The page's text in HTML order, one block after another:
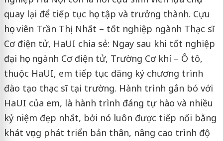
quay lại để tiếp tục học tập và trưởng thành. Cựu
học viên Trần Thị Nhất – tốt nghiệp ngành Thạc sĩ
Cơ điện tử, HaUI chia sẻ: Ngay sau khi tốt nghiệp
đại học ngành Cơ điện tử, Trường Cơ khí – Ô tô,
thuộc HaUI, em tiếp tục đăng ký chương trình
đào tạo thạc sĩ tại trường. Hành trình gắn bó với
HaUI của em, là hành trình đáng tự hào và nhiều
kỷ niệm đẹp nhất, bởi nó luôn được tiếp nối bằng
khát vọng phát triển bản thân, nâng cao trình độ